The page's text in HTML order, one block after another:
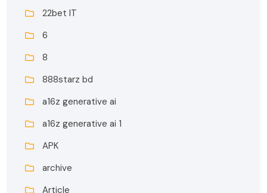
22bet IT
6
8
888starz bd
a16z generative ai
a16z generative ai 1
APK
archive
Article